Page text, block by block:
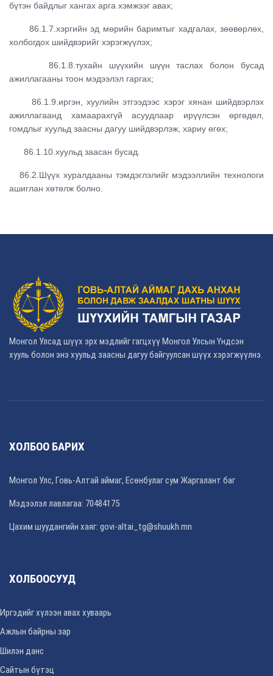
бүтэн байдлыг хангах арга хэмжээг авах;
86.1.7.хэргийн эд мөрийн баримтыг хадгалах, зөөвөрлөх,
холбогдох шийдвэрийг хэрэгжүүлэх;
86.1.8.тухайн шүүхийн шүүн таслах болон бусад
ажиллагааны тоон мэдээлэл гаргах;
86.1.9.иргэн, хуулийн этгээдээс хэрэг хянан шийдвэрлэх
ажиллагаанд хамаарахгүй асуудлаар ирүүлсэн өргөдөл,
гомдлыг хуульд заасны дагуу шийдвэрлэж, хариу өгөх;
86.1.10.хуульд заасан бусад.
86.2.Шүүх хуралдааны тэмдэглэлийг мэдээллийн технологи
ашиглан хөтөлж болно.
Монгол Улсад шүүх эрх мэдлийг гагцхүү Монгол Улсын Үндсэн
хууль болон энэ хуульд заасны дагуу байгуулсан шүүх хэрэгжүүлнэ.
ХОЛБОО БАРИХ
Монгол Улс, Говь-Алтай аймаг, Есөнбулаг сум Жаргалант баг
Мэдээлэл лавлагаа: 70484175
Цахим шуудангийн хаяг: govi-altai_tg@shuukh.mn
ХОЛБООСУУД
Иргэдийг хүлээн авах хуваарь
Ажлын байрны зар
Шилэн данс
Сайтын бүтэц